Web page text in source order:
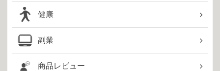
健康
副業
商品レビュー